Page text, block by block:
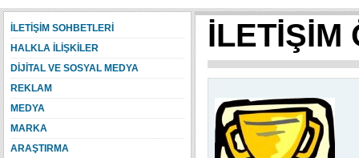
İLETİŞİM
İLETİŞİM SOHBETLERİ
HALKLA İLİŞKİLER
DİJİTAL VE SOSYAL MEDYA
REKLAM
MEDYA
MARKA
ARAŞTIRMA